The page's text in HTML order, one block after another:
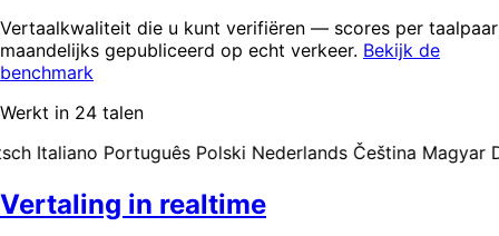
Vertaalkwaliteit die u kunt verifiëren — scores per taalpaar
maandelijks gepubliceerd op echt verkeer. Bekijk de
benchmark
Werkt in 24 talen
ItalianoPortuguêsPolskiNederlandsČeštinaMagyar
Vertaling in realtime